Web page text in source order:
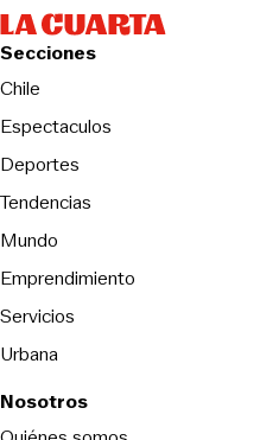
Secciones
Chile
Espectaculos
Deportes
Tendencias
Mundo
Emprendimiento
Servicios
Urbana
Nosotros